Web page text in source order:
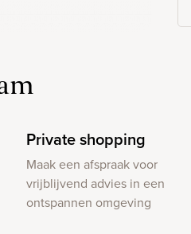
Private shopping
Maak een afspraak voor
vrijblijvend advies in een
ontspannen omgeving